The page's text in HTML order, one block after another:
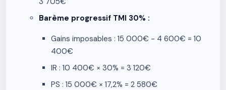
Barème progressif TMI 30% :
Gains imposables : 15 000€ - 4 600€ = 10
400€
IR : 10 400€ × 30% = 3 120€
PS : 15 000€ × 17,2% = 2 580€